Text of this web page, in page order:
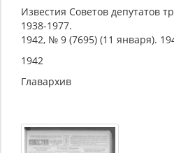
Известия Советов депутатов
1938-1977.
1942, № 9 (7695) (11 января).
1942
Главархив